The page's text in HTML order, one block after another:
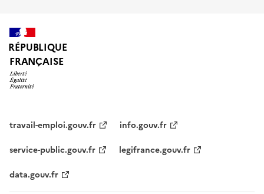
RÉPUBLIQUE
FRANÇAISE
travail-emploi.gouv.fr
info.gouv.fr
service-public.gouv.fr
legifrance.gouv.fr
data.gouv.fr